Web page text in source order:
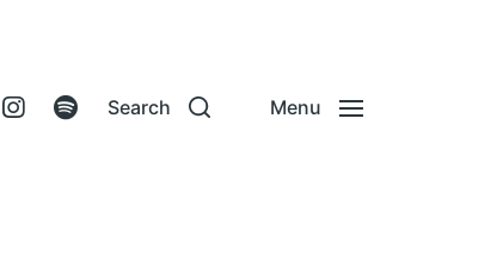
Search Menu